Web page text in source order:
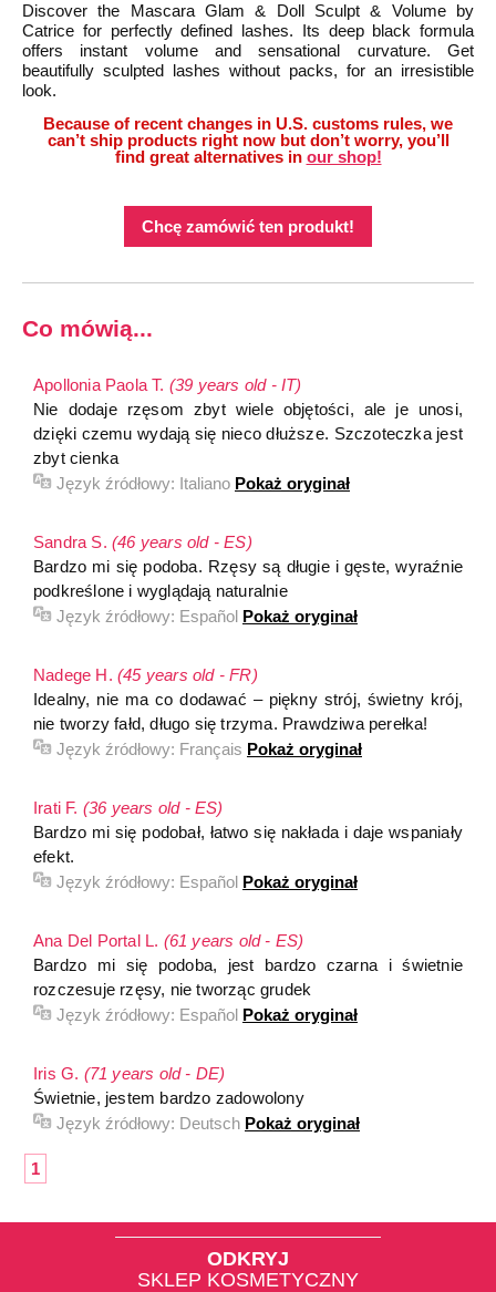
Discover the Mascara Glam & Doll Sculpt & Volume by
Catrice for perfectly defined lashes. Its deep black formula
offers instant volume and sensational curvature. Get
beautifully sculpted lashes without packs, for an irresistible
look.
Because of recent changes in U.S. customs rules, we
can’t ship products right now but don’t worry, you’ll
find great alternatives in our shop!
Chcę zamówić ten produkt!
Co mówią...
Apollonia Paola T. (39 years old - IT)
Nie dodaje rzęsom zbyt wiele objętości, ale je unosi,
dzięki czemu wydają się nieco dłuższe. Szczoteczka jest
zbyt cienka
Język źródłowy: Italiano Pokaż oryginał
Sandra S. (46 years old - ES)
Bardzo mi się podoba. Rzęsy są długie i gęste, wyraźnie
podkreślone i wyglądają naturalnie
Język źródłowy: Español Pokaż oryginał
Nadege H. (45 years old - FR)
Idealny, nie ma co dodawać – piękny strój, świetny krój,
nie tworzy fałd, długo się trzyma. Prawdziwa perełka!
Język źródłowy: Français Pokaż oryginał
Irati F. (36 years old - ES)
Bardzo mi się podobał, łatwo się nakłada i daje wspaniały
efekt.
Język źródłowy: Español Pokaż oryginał
Ana Del Portal L. (61 years old - ES)
Bardzo mi się podoba, jest bardzo czarna i świetnie
rozczesuje rzęsy, nie tworząc grudek
Język źródłowy: Español Pokaż oryginał
Iris G. (71 years old - DE)
Świetnie, jestem bardzo zadowolony
Język źródłowy: Deutsch Pokaż oryginał
1
ODKRYJ
SKLEP KOSMETYCZNY